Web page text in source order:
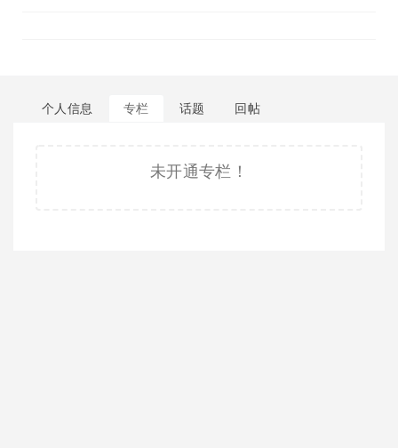
个人信息 专栏 话题 回帖
未开通专栏！